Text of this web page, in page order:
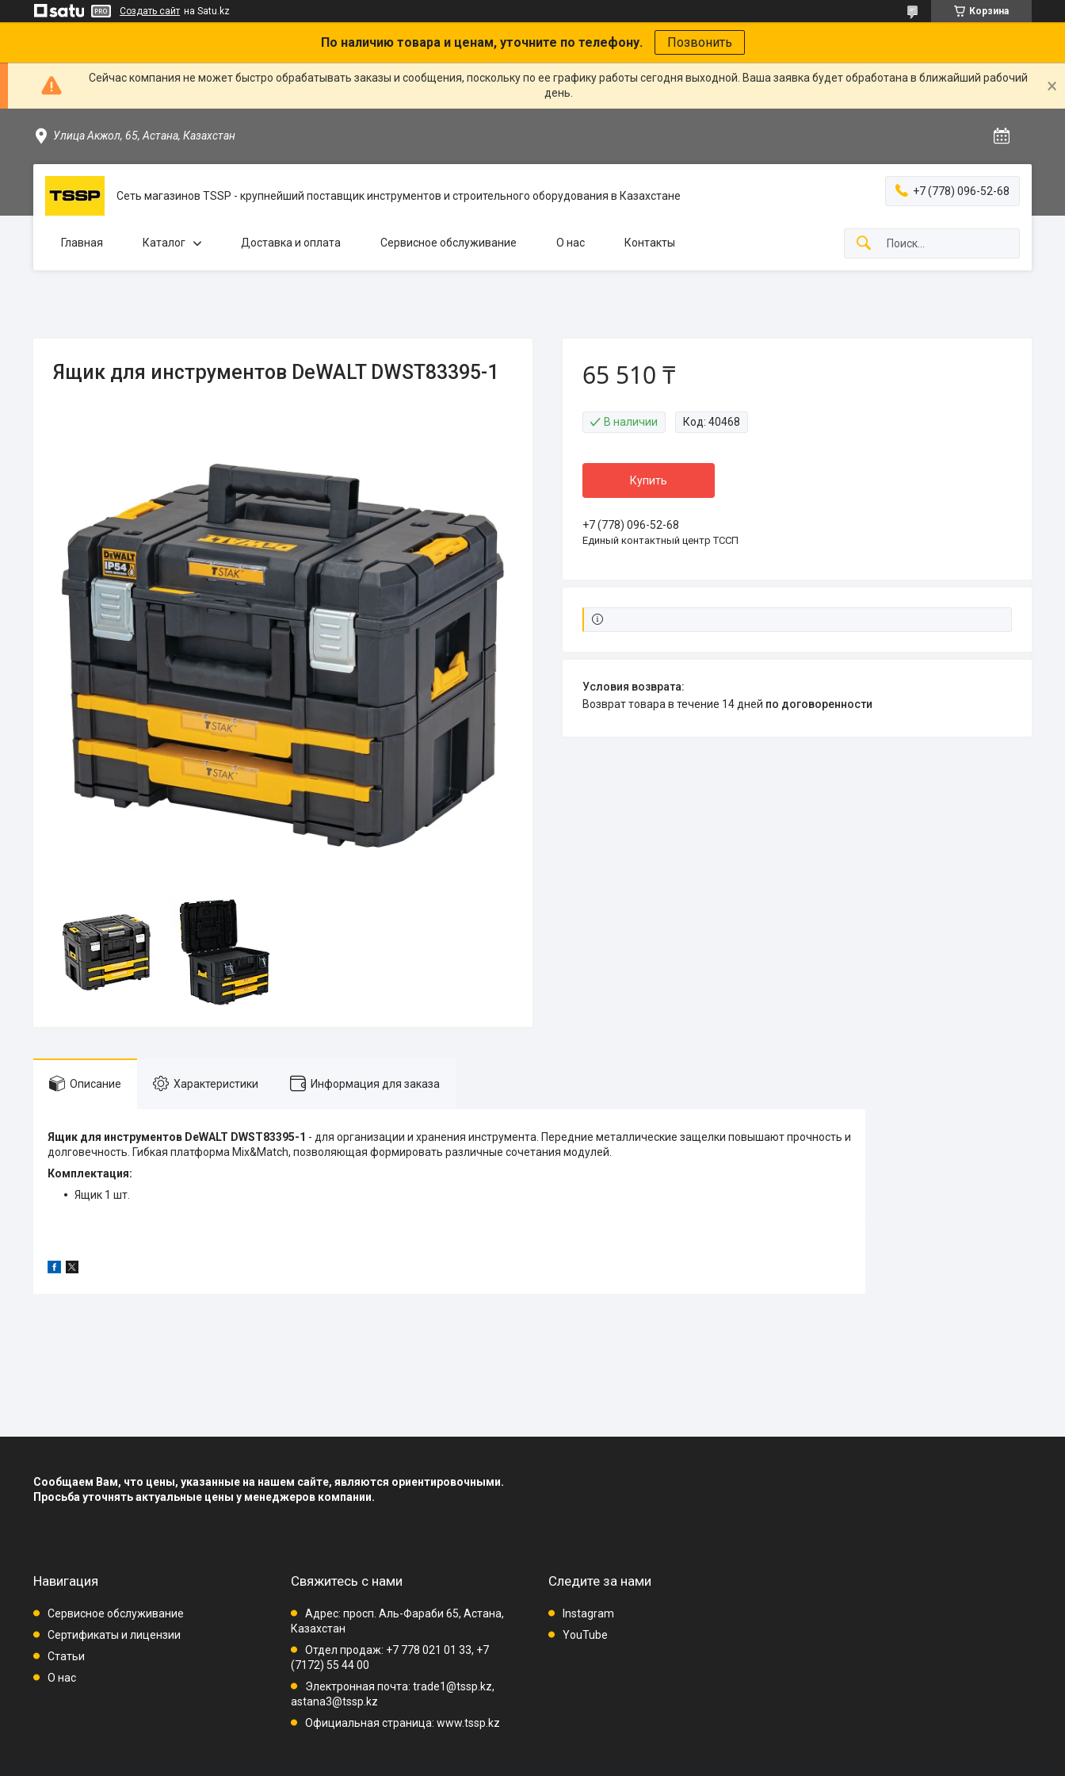
Создать сайт на Satu.kz Корзина
По наличию товара и ценам, уточните по телефону. Позвонить
Сейчас компания не может быстро обрабатывать заказы и сообщения, поскольку по ее графику работы сегодня выходной. Ваша заявка будет обработана в ближайший рабочий
день.
Улица Акжол, 65, Астана, Казахстан
Сеть магазинов TSSP - крупнейший поставщик инструментов и строительного оборудования в Казахстане +7 (778) 096-52-68
Главная Каталог Доставка и оплата Сервисное обслуживание О нас Контакты
Ящик для инструментов DeWALT DWST83395-1 65 510 ₸
В наличии Код: 40468
Купить
+7 (778) 096-52-68
Единый контактный центр ТССП
возврат товара в течение 14 дней по договоренности
Описание Характеристики Информация для заказа
Ящик для инструментов DeWALT DWST83395-1 - для организации и хранения инструмента. Передние металлические защелки повышают прочность и
долговечность. Гибкая платформа Mix&Match, позволяющая формировать различные сочетания модулей.
Комплектация:
Ящик 1 шт.
Сообщаем Вам, что цены, указанные на нашем сайте, являются ориентировочными.
Просьба уточнять актуальные цены у менеджеров компании.
Навигация
Сервисное обслуживание
Сертификаты и лицензии
Статьи
О нас
Свяжитесь с нами
Адрес: просп. Аль-Фараби 65, Астана,
Казахстан
Отдел продаж: +7 778 021 01 33, +7
(7172) 55 44 00
Электронная почта: trade1@tssp.kz,
astana3@tssp.kz
Официальная страница: www.tssp.kz
Следите за нами
Instagram
YouTube